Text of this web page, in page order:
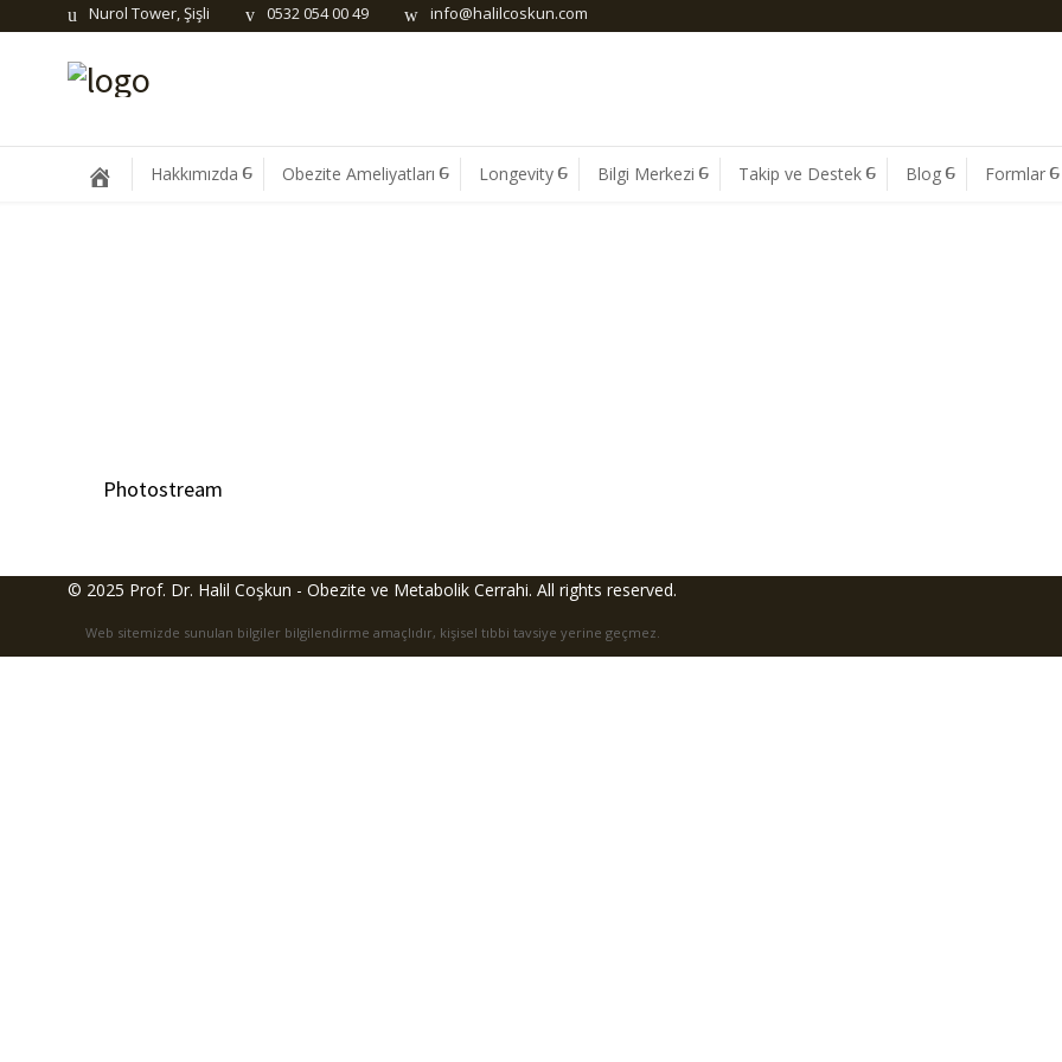
Nurol Tower, Şişli 0532 054 00 49 info@halilcoskun.com
Hakkımızda Obezite Ameliyatları Longevity Bilgi Merkezi Takip ve Destek Blog Formlar
Photostream
© 2025 Prof. Dr. Halil Coşkun - Obezite ve Metabolik Cerrahi. All rights reserved.
Web sitemizde sunulan bilgiler bilgilendirme amaçlıdır, kişisel tıbbi tavsiye yerine geçmez.